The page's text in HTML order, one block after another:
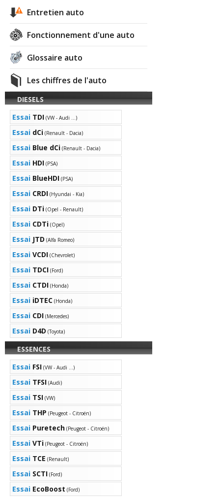
Entretien auto
Fonctionnement d'une auto
Glossaire auto
Les chiffres de l'auto
DIESELS
Essai TDI (VW - Audi ...)
Essai dCi (Renault - Dacia)
Essai Blue dCi (Renault - Dacia)
Essai HDI (PSA)
Essai BlueHDI (PSA)
Essai CRDI (Hyundai - Kia)
Essai DTi (Opel - Renault)
Essai CDTi (Opel)
Essai JTD (Alfa Romeo)
EssaiVCDI (Chevrolet)
Essai TDCI (Ford)
Essai CTDI (Honda)
Essai iDTEC (Honda)
Essai CDI (Mercedes)
Essai D4D (Toyota)
ESSENCES
Essai FSI (VW - Audi ...)
Essai TFSI (Audi)
Essai TSI (VW)
Essai THP (Peugeot - Citroën)
Essai Puretech (Peugeot - Citroën)
EssaiVTi (Peugeot - Citroën)
Essai TCE (Renault)
Essai SCTI (Ford)
Essai EcoBoost (Ford)